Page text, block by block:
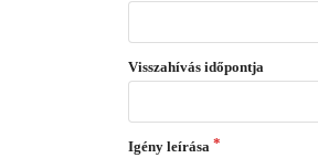
Visszahívás időpontja
Igény leírása